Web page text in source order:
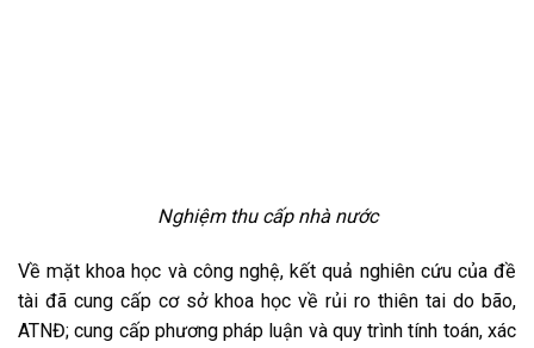
Nghiệm thu cấp nhà nước
Về mặt khoa học và công nghệ, kết quả nghiên cứu của đề
tài đã cung cấp cơ sở khoa học về rủi ro thiên tai do bão,
ATNĐ; cung cấp phương pháp luận và quy trình tính toán, xác